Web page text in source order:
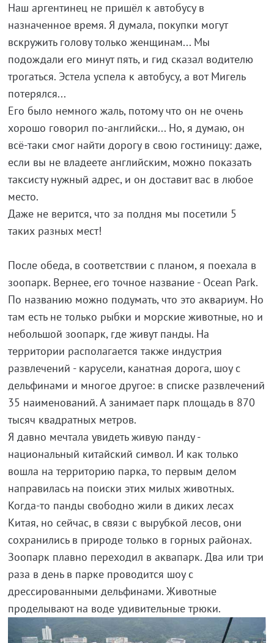
Наш аргентинец не пришёл к автобусу в
назначенное время. Я думала, покупки могут
вскружить голову только женщинам... Мы
подождали его минут пять, и гид сказал водителю
трогаться. Эстела успела к автобусу, а вот Мигель
потерялся...
Его было немного жаль, потому что он не очень
хорошо говорил по-английски... Но, я думаю, он
всё-таки смог найти дорогу в свою гостиницу: даже,
если вы не владеете английским, можно показать
таксисту нужный адрес, и он доставит вас в любое
место.
Даже не верится, что за полдня мы посетили 5
таких разных мест!
После обеда, в соответствии с планом, я поехала в
зоопарк. Вернее, его точное название - Ocean Park.
По названию можно подумать, что это аквариум. Но
там есть не только рыбки и морские животные, но и
небольшой зоопарк, где живут панды. На
территории располагается также индустрия
развлечений - карусели, канатная дорога, шоу с
дельфинами и многое другое: в списке развлечений
35 наименований. А занимает парк площадь в 870
тысяч квадратных метров.
Я давно мечтала увидеть живую панду -
национальный китайский символ. И как только
вошла на территорию парка, то первым делом
направилась на поиски этих милых животных.
Когда-то панды свободно жили в диких лесах
Китая, но сейчас, в связи с вырубкой лесов, они
сохранились в природе только в горных районах.
Зоопарк плавно переходил в аквапарк. Два или три
раза в день в парке проводится шоу с
дрессированными дельфинами. Животные
проделывают на воде удивительные трюки.